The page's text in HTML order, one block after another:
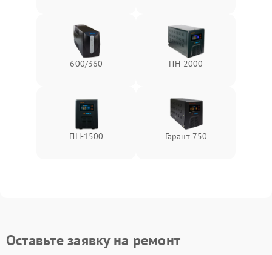
600/360 ПН-2000
ПН-1500 Гарант 750
Оставьте заявку на ремонт